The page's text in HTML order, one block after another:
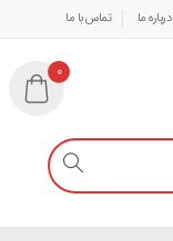
درباره ما تماس با ما
0